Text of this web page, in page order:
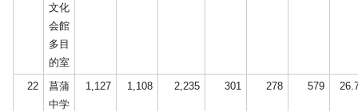
文化
会館
多目
的室
22
菖蒲
中学
1,127 1,108 2,235 301 278 579